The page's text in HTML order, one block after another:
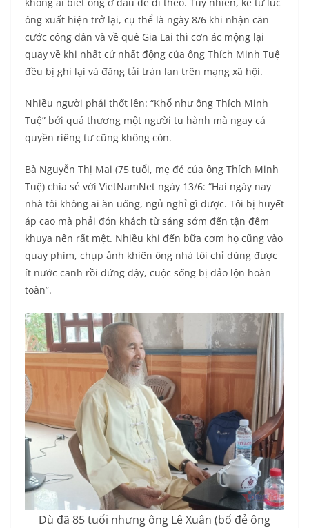
ông xuất hiện trở lại, cụ thể là ngày 8/6 khi nhận căn
cước công dân và về quê Gia Lai thì cơn ác mộng lại
quay về khi nhất cử nhất động của ông Thích Minh Tuệ
đều bị ghi lại và đăng tải tràn lan trên mạng xã hội.
Nhiều người phải thốt lên: “Khổ như ông Thích Minh
Tuệ” bởi quá thương một người tu hành mà ngay cả
quyền riêng tư cũng không còn.
Bà Nguyễn Thị Mai (75 tuổi, mẹ đẻ của ông Thích Minh
Tuệ) chia sẻ với VietNamNet ngày 13/6: “Hai ngày nay
nhà tôi không ai ăn uống, ngủ nghỉ gì được. Tôi bị huyết
áp cao mà phải đón khách từ sáng sớm đến tận đêm
khuya nên rất mệt. Nhiều khi đến bữa cơm họ cũng vào
quay phim, chụp ảnh khiến ông nhà tôi chỉ dùng được
ít nước canh rồi đứng dậy, cuộc sống bị đảo lộn hoàn
toàn”.
Dù đã 85 tuổi nhưng ông Lê Xuân (bố đẻ ông